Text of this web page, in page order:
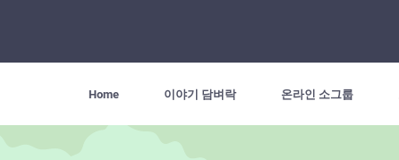
Home 이야기 담벼락 온라인 소그룹